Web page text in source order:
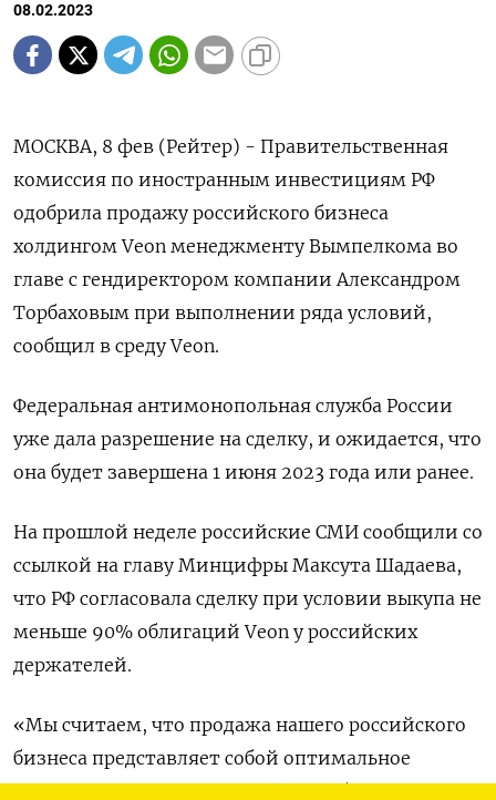
08.02.2023
МОСКВА, 8 фев (Рейтер) - Правительственная
комиссия по иностранным инвестициям РФ
одобрила продажу российского бизнеса
холдингом Veon менеджменту Вымпелкома во
главе с гендиректором компании Александром
Торбаховым при выполнении ряда условий,
сообщил в среду Veon.
Федеральная антимонопольная служба России
уже дала разрешение на сделку, и ожидается, что
она будет завершена 1 июня 2023 года или ранее.
На прошлой неделе российские СМИ сообщили со
ссылкой на главу Минцифры Максута Шадаева,
что РФ согласовала сделку при условии выкупа не
меньше 90% облигаций Veon у российских
держателей.
«Мы считаем, что продажа нашего российского
бизнеса представляет собой оптимальное